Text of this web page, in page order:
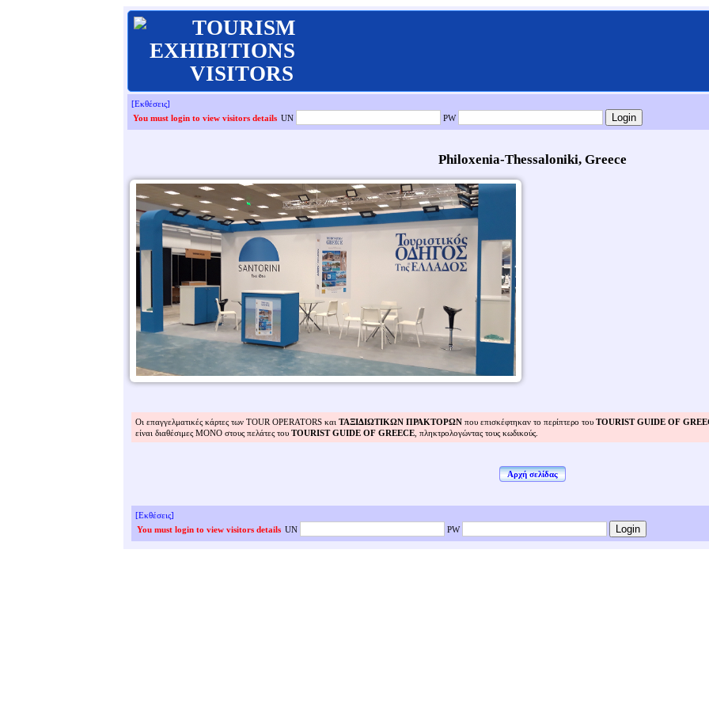
TOURISM
EXHIBITIONS
VISITORS
[Εκθέσεις]
You must login to view visitors details UN PW
Philoxenia-Thessaloniki, Greece
Οι επαγγελματικές κάρτες των TOUR OPERATORS και ΤΑΞΙΔΙΩΤΙΚΩΝ ΠΡΑΚΤΟΡΩΝ που επισκέφτηκαν το περίπτερο του TOURIST GUIDE OF
είναι διαθέσιμες ΜΟΝΟ στους πελάτες του TOURIST GUIDE OF GREECE , πληκτρολογώντας τους κωδικούς.
Αρχή σελίδας
[Εκθέσεις]
You must login to view visitors details UN PW